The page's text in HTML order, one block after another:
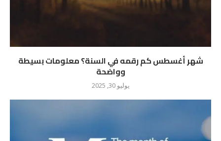
شهر أغسطس كم رقمه في السنة؟ معلومات بسيطة
وواضحة
يوليو 30, 2025